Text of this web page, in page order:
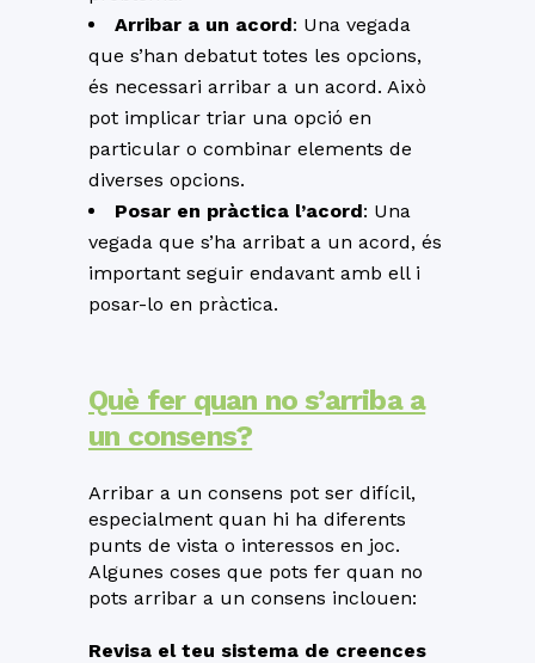
Arribar a un acord: Una vegada
que s’han debatut totes les opcions,
és necessari arribar a un acord. Això
pot implicar triar una opció en
particular o combinar elements de
diverses opcions.
Posar en pràctica l’acord: Una
vegada que s’ha arribat a un acord, és
important seguir endavant amb ell i
posar-lo en pràctica.
Què fer quan no s’arriba a
un consens?
Arribar a un consens pot ser difícil,
especialment quan hi ha diferents
punts de vista o interessos en joc.
Algunes coses que pots fer quan no
pots arribar a un consens inclouen:
Revisa el teu sistema de creences